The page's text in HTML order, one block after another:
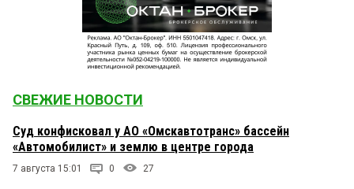
СВЕЖИЕ НОВОСТИ
Суд конфисковал у АО «Омскавтотранс» бассейн
«Автомобилист» и землю в центре города
7 августа 15:01 0 27